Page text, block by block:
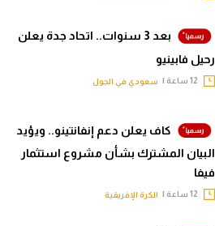
بعد 3 سنوات.. اتحاد جدة يعلن
رحيل فابينيو
سعودي في الجول
كاف يعلن دعم إنفانتينو.. ويؤيد
البيان المشترك بشأن مشروع استثمار
فيفا
الكرة الإفريقية